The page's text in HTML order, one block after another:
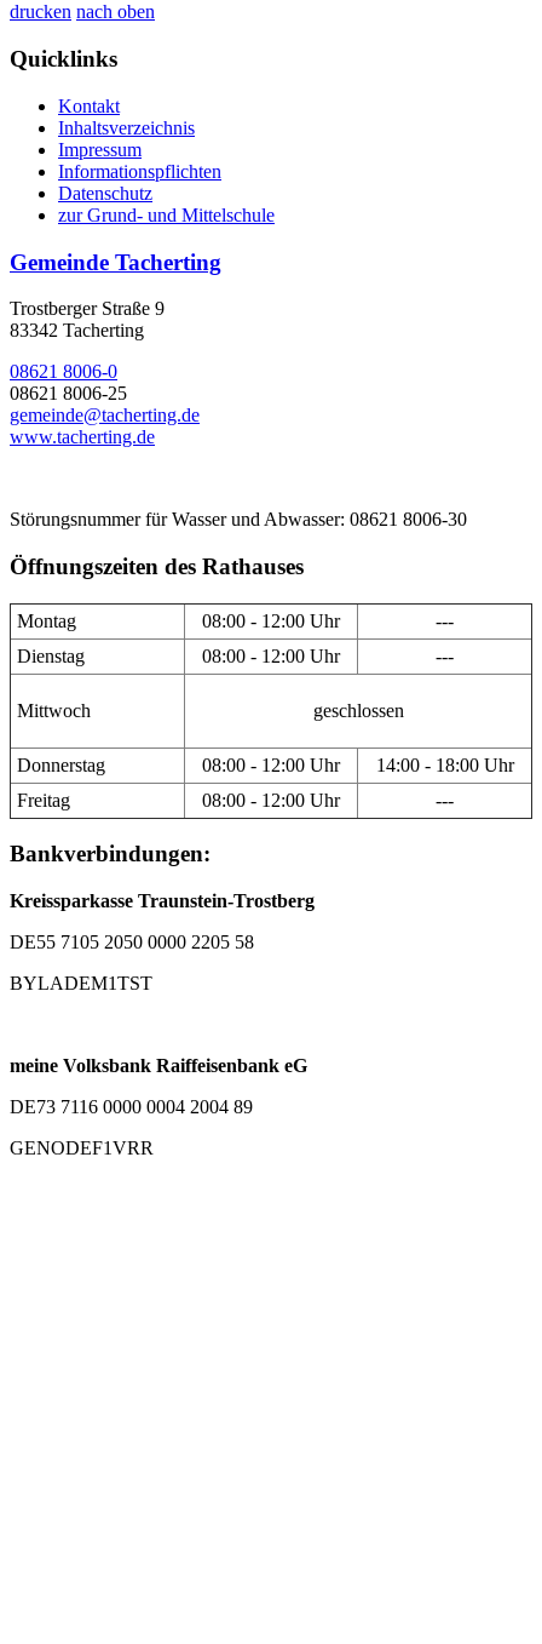
drucken nach oben
Quicklinks
Kontakt
Inhaltsverzeichnis
Impressum
Informationspflichten
Datenschutz
zur Grund- und Mittelschule
Gemeinde Tacherting
Trostberger Straße 9
83342 Tacherting
08621 8006-0
08621 8006-25
gemeinde@tacherting.de
www.tacherting.de
Störungsnummer für Wasser und Abwasser: 08621 8006-30
Öffnungszeiten des Rathauses
Montag 08:00 - 12:00 Uhr
---
Dienstag
08:00 - 12:00 Uhr ---
Mittwoch geschlossen
Donnerstag 08:00 - 12:00 Uhr
14:00 - 18:00 Uhr
Freitag
08:00 - 12:00 Uhr ---
Bankverbindungen:
Kreissparkasse Traunstein-Trostberg
DE55 7105 2050 0000 2205 58
BYLADEM1TST
meine Volksbank Raiffeisenbank eG
DE73 7116 0000 0004 2004 89
GENODEF1VRR